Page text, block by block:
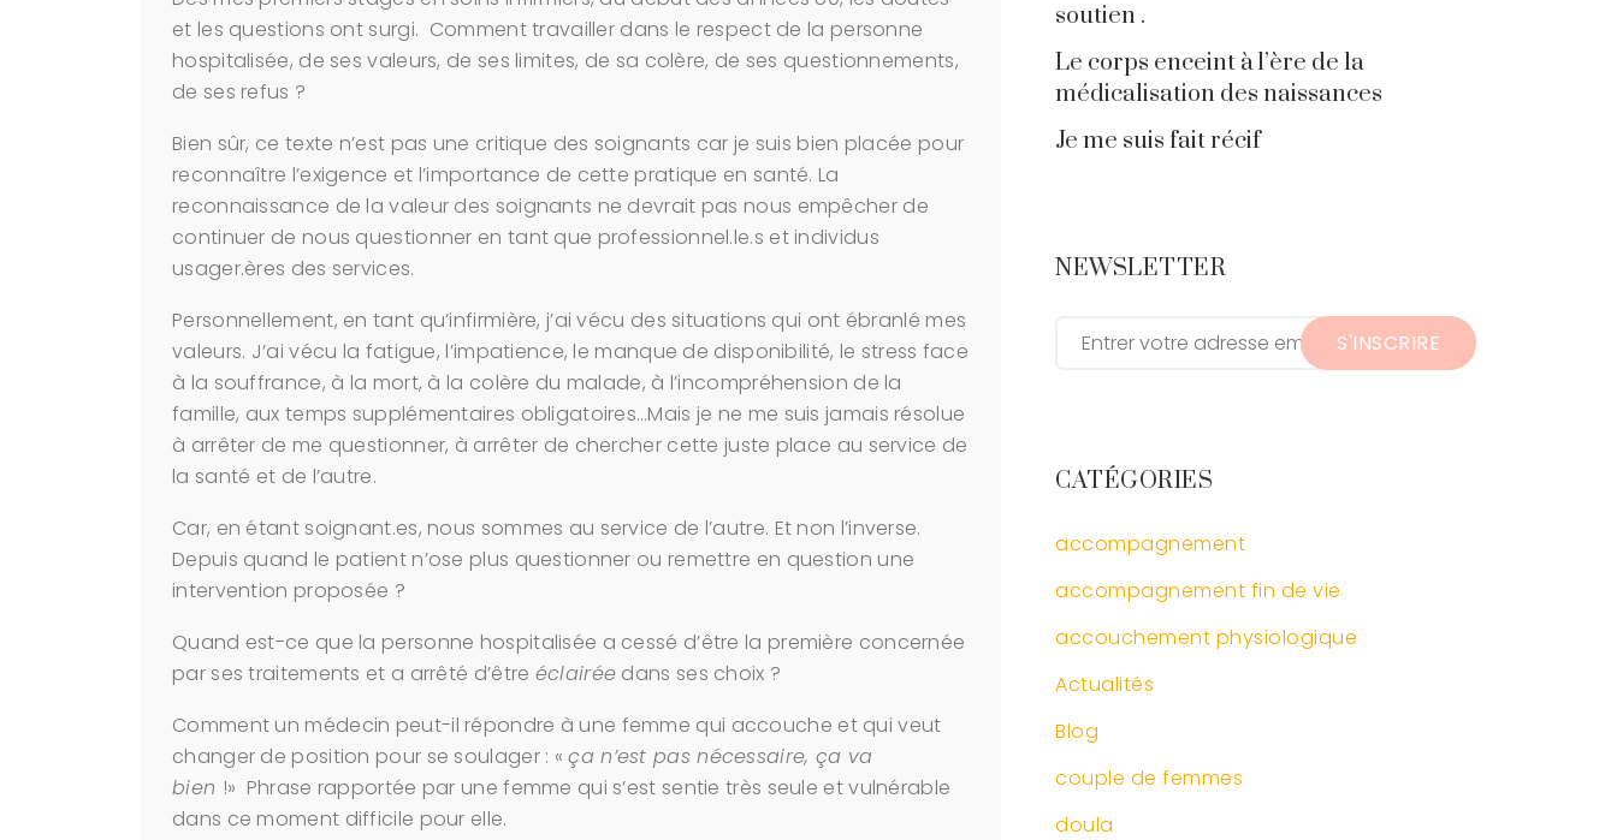
et les questions ont surgi. Comment travailler dans le respect de la personne
hospitalisée, de ses valeurs, de ses limites, de sa colère, de ses questionnements,
de ses refus ?
Bien sûr, ce texte n’est pas une critique des soignants car je suis bien placée pour
reconnaître l’exigence et l’importance de cette pratique en santé. La
reconnaissance de la valeur des soignants ne devrait pas nous empêcher de
continuer de nous questionner en tant que professionnel.le.s et individus
usager.ères des services.
Personnellement, en tant qu’infirmière, j’ai vécu des situations qui ont ébranlé mes
valeurs. J’ai vécu la fatigue, l’impatience, le manque de disponibilité, le stress face
à la souffrance, à la mort, à la colère du malade, à l’incompréhension de la
famille, aux temps supplémentaires obligatoires…Mais je ne me suis jamais résolue
à arrêter de me questionner, à arrêter de chercher cette juste place au service de
la santé et de l’autre.
Car, en étant soignant.es, nous sommes au service de l’autre. Et non l’inverse.
Depuis quand le patient n’ose plus questionner ou remettre en question une
intervention proposée ?
Quand est-ce que la personne hospitalisée a cessé d’être la première concernée
par ses traitements et a arrêté d’être éclairée dans ses choix ?
Comment un médecin peut-il répondre à une femme qui accouche et qui veut
changer de position pour se soulager : «ça n’est pas nécessaire, ça va
bien !» Phrase rapportée par une femme qui s’est sentie très seule et vulnérable
dans ce moment difficile pour elle.
soutien .
Le corps enceint à l’ère de la
médicalisation des naissances
Je me suis fait récif
NEWSLETTER
S'INSCRIRE
CATÉGORIES
accompagnement
accompagnement fin de vie
accouchement physiologique
Actualités
Blog
couple de femmes
doula